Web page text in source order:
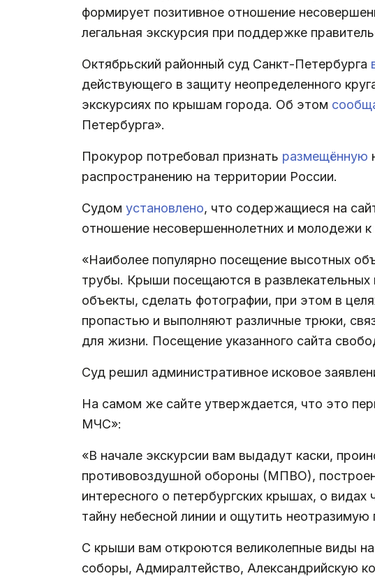
формирует позитивное отношение
легальная экскурсия при поддержке
Октябрьский районный суд Санкт-Петербурга
действующего в защиту неопределенного
экскурсиях по крышам города. Об этом
Петербурга».
Прокурор потребовал признать размещённую
распространению на территории России.
Судом установлено, что содержащиеся на
отношение несовершеннолетних и молодежи
«Наиболее популярно посещение высотных
трубы. Крыши посещаются в развлекательных
объекты, сделать фотографии, при этом в
пропастью и выполняют различные трюки,
для жизни. Посещение указанного сайта
Суд решил административное исковое
На самом же сайте утверждается, что это
МЧС»:
«В начале экскурсии вам выдадут каски,
противовоздушной обороны (МПВО),
интересного о петербургских крышах, о
тайну небесной линии и ощутить
С крыши вам откроются великолепные виды
соборы, Адмиралтейство, Александрийскую